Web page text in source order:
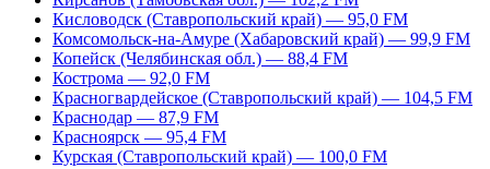
Кисловодск (Ставропольский край) — 95,0 FM
Комсомольск-на-Амуре (Хабаровский край) — 99,9 FM
Копейск (Челябинская обл.) — 88,4 FM
Кострома — 92,0 FM
Красногвардейское (Ставропольский край) — 104,5 FM
Краснодар — 87,9 FM
Красноярск — 95,4 FM
Курская (Ставропольский край) — 100,0 FM